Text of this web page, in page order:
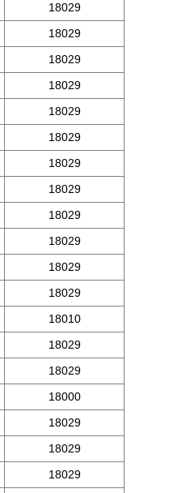
18029
18029
18029
18029
18029
18029
18029
18029
18029
18029
18029
18029
18010
18029
18029
18000
18029
18029
18029